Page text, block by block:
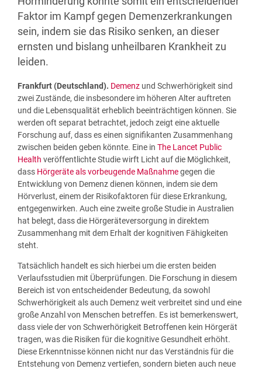
Faktor im Kampf gegen Demenzerkrankungen
sein, indem sie das Risiko senken, an dieser
ernsten und bislang unheilbaren Krankheit zu
leiden.
Frankfurt (Deutschland). Demenz und Schwerhörigkeit sind
zwei Zustände, die insbesondere im höheren Alter auftreten
und die Lebensqualität erheblich beeinträchtigen können. Sie
werden oft separat betrachtet, jedoch zeigt eine aktuelle
Forschung auf, dass es einen signifikanten Zusammenhang
zwischen beiden geben könnte. Eine in The Lancet Public
Health veröffentlichte Studie wirft Licht auf die Möglichkeit,
dass Hörgeräte als vorbeugende Maßnahmegegen die
Entwicklung von Demenz dienen können, indem sie dem
Hörverlust, einem der Risikofaktoren für diese Erkrankung,
entgegenwirken. Auch eine zweite große Studie in Australien
hat belegt, dass die Hörgeräteversorgung in direktem
Zusammenhang mit dem Erhalt der kognitiven Fähigkeiten
steht.
Tatsächlich handelt es sich hierbei um die ersten beiden
Verlaufsstudien mit Überprüfungen. Die Forschung in diesem
Bereich ist von entscheidender Bedeutung, da sowohl
Schwerhörigkeit als auch Demenz weit verbreitet sind und eine
große Anzahl von Menschen betreffen. Es ist bemerkenswert,
dass viele der von Schwerhörigkeit Betroffenen kein Hörgerät
tragen, was die Risiken für die kognitive Gesundheit erhöht.
Diese Erkenntnisse können nicht nur das Verständnis für die
Entstehung von Demenz vertiefen, sondern bieten auch neue